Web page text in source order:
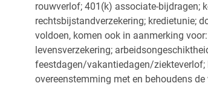
rouwverlof; 401(k) associate-bijdragen;
rechtsbijstandverzekering; kredietunie;
voldoen, komen ook in aanmerking
levensverzekering;
feestdagen/vakantiedagen/ziekteverlof;
overeenstemming met en behoudens